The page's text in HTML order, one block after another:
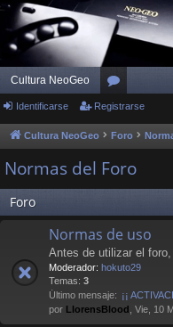
Cultura NeoGeo
or
os
Identificarse Registrarse
Cultura NeoGeo Foro
Normas del Foro
Foro
Normas de uso
Antes de utilizar el
Moderador: hokuto29
Temas: 3
Último mensaje: ¡¡
por LlorensBlood , Vie, 10